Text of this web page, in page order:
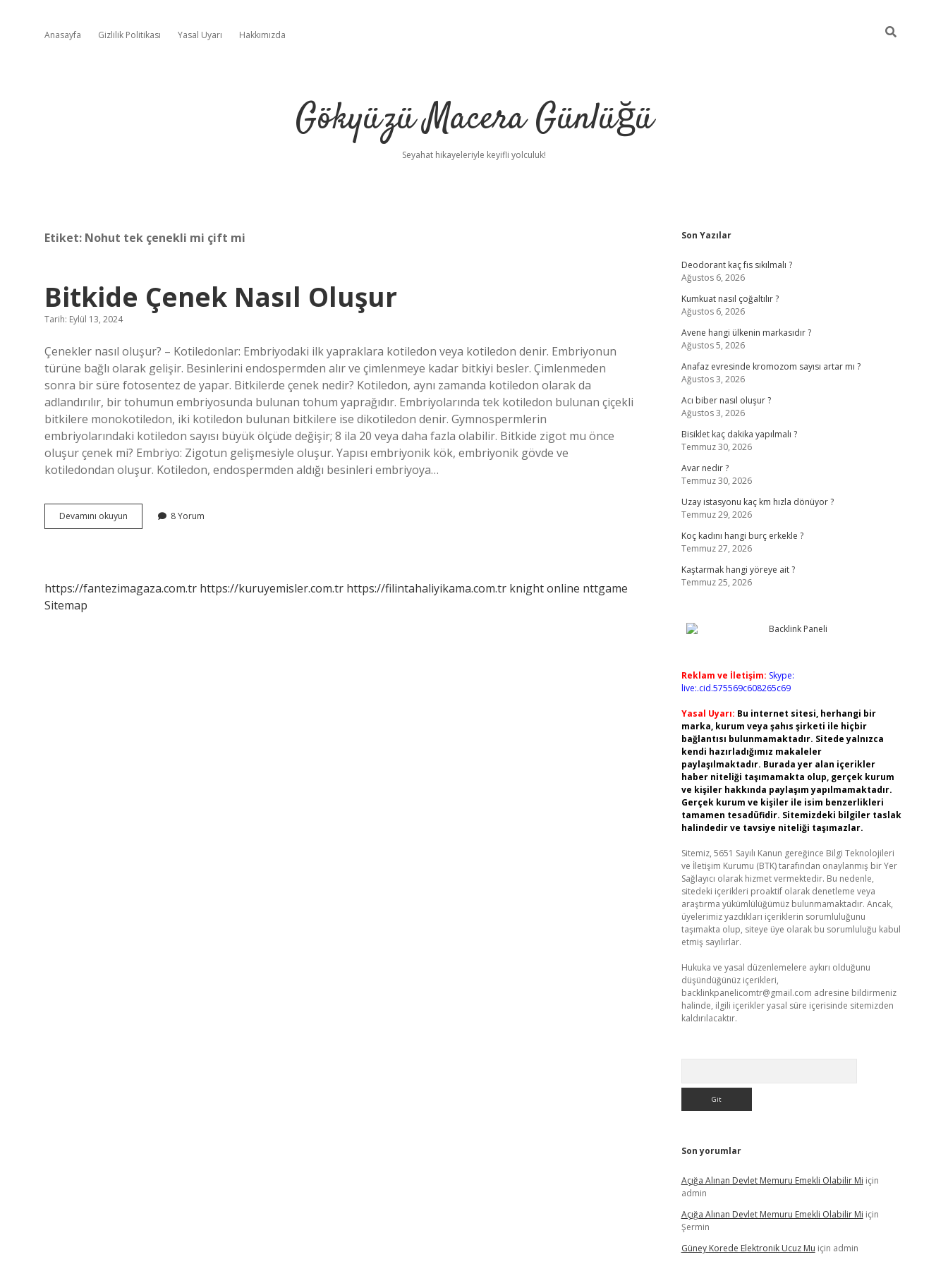
Anasayfa Gizlilik Politikası Yasal Uyarı Hakkımızda
Gökyüzü Macera Günlüğü
Seyahat hikayeleriyle keyifli yolculuk!
Etiket: Nohut tek çenekli mi çift mi
Bitkide Çenek Nasıl Oluşur
Tarih: Eylül 13, 2024
Çenekler nasıl oluşur? – Kotiledonlar: Embriyodaki ilk yapraklara kotiledon veya kotiledon denir. Embriyonun
türüne bağlı olarak gelişir. Besinlerini endospermden alır ve çimlenmeye kadar bitkiyi besler. Çimlenmeden
sonra bir süre fotosentez de yapar. Bitkilerde çenek nedir? Kotiledon, aynı zamanda kotiledon olarak da
adlandırılır, bir tohumun embriyosunda bulunan tohum yaprağıdır. Embriyolarında tek kotiledon bulunan çiçekli
bitkilere monokotiledon, iki kotiledon bulunan bitkilere ise dikotiledon denir. Gymnospermlerin
embriyolarındaki kotiledon sayısı büyük ölçüde değişir; 8 ila 20 veya daha fazla olabilir. Bitkide zigot mu önce
oluşur çenek mi? Embriyo: Zigotun gelişmesiyle oluşur. Yapısı embriyonik kök, embriyonik gövde ve
kotiledondan oluşur. Kotiledon, endospermden aldığı besinleri embriyoya…
Devamını okuyun
Çenek
8 Yorum
https://fantezimagaza.com.tr https://kuruyemisler.com.tr https://filintahaliyikama.com.tr knight online nttgame
Sitemap
Sidebar
Son Yazılar
Deodorant kaç fıs sıkılmalı ?
Ağustos 6, 2026
Kumkuat nasıl çoğaltılır ?
Ağustos 6, 2026
Avene hangi ülkenin markasıdır ?
Ağustos 5, 2026
Anafaz evresinde kromozom sayısı artar mı ?
Ağustos 3, 2026
Acı biber nasıl oluşur ?
Ağustos 3, 2026
Bisiklet kaç dakika yapılmalı ?
Temmuz 30, 2026
Avar nedir ?
Temmuz 30, 2026
Uzay istasyonu kaç km hızla dönüyor ?
Temmuz 29, 2026
Koç kadını hangi burç erkekle ?
Temmuz 27, 2026
Kaştarmak hangi yöreye ait ?
Temmuz 25, 2026
Reklam ve İletişim: Skype:
live:.cid.575569c608265c69
Yasal Uyarı: Bu internet sitesi, herhangi bir
marka, kurum veya şahıs şirketi ile hiçbir
bağlantısı bulunmamaktadır. Sitede yalnızca
kendi hazırladığımız makaleler
paylaşılmaktadır. Burada yer alan içerikler
haber niteliği taşımamakta olup, gerçek kurum
ve kişiler hakkında paylaşım yapılmamaktadır.
Gerçek kurum ve kişiler ile isim benzerlikleri
tamamen tesadüfidir. Sitemizdeki bilgiler taslak
halindedir ve tavsiye niteliği taşımazlar.
Sitemiz, 5651 Sayılı Kanun gereğince Bilgi Teknolojileri
ve İletişim Kurumu (BTK) tarafından onaylanmış bir Yer
Sağlayıcı olarak hizmet vermektedir. Bu nedenle,
sitedeki içerikleri proaktif olarak denetleme veya
araştırma yükümlülüğümüz bulunmamaktadır. Ancak,
üyelerimiz yazdıkları içeriklerin sorumluluğunu
taşımakta olup, siteye üye olarak bu sorumluluğu kabul
etmiş sayılırlar.
Hukuka ve yasal düzenlemelere aykırı olduğunu
düşündüğünüz içerikleri,
backlinkpanelicomtr@gmail.com adresine bildirmeniz
halinde, ilgili içerikler yasal süre içerisinde sitemizden
kaldırılacaktır.
Son yorumlar
Açığa Alınan Devlet Memuru Emekli Olabilir Mi için
admin
Açığa Alınan Devlet Memuru Emekli Olabilir Mi için
Şermin
Güney Korede Elektronik Ucuz Mu için admin